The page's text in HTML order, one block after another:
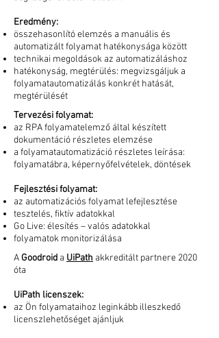
Eredmény:
összehasonlító elemzés a manuális és
automatizált folyamat hatékonysága között
technikai megoldások az automatizáláshoz
hatékonyság, megtérülés: megvizsgáljuk a
folyamatautomatizálás konkrét hatását,
megtérülését
Tervezési folyamat:
az RPA folyamatelemző által készített
dokumentáció részletes elemzése
a folyamatautomatizáció részletes leírása:
folyamatábra, képernyőfelvételek, döntések
Fejlesztési folyamat:
az automatizációs folyamat lefejlesztése
tesztelés, fiktív adatokkal
Go Live: élesítés – valós adatokkal
folyamatok monitorizálása
A Goodroid a UiPath akkreditált partnere 2020
óta
UiPath licenszek:
az Ön folyamataihoz leginkább illeszkedő
licenszlehetőséget ajánljuk